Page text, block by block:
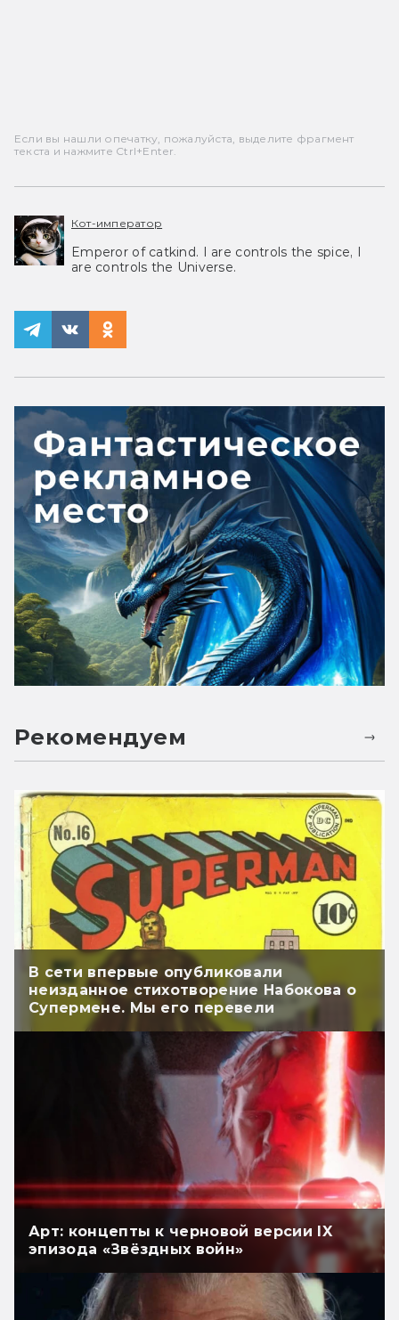
Если вы нашли опечатку, пожалуйста, выделите фрагмент
текста и нажмите Ctrl+Enter.
Кот-император
Emperor of catkind. I are controls the spice, I
are controls the Universe.
Рекомендуем
В сети впервые опубликовали
неизданное стихотворение Набокова о
Супермене. Мы его перевели
Арт: концепты к черновой версии IX
эпизода «Звёздных войн»